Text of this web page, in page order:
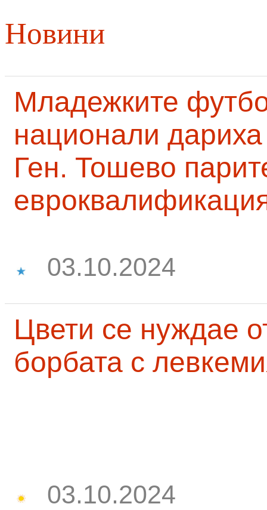
Новини
Младежките
национали
Ген. Тошево
03.10.2024
Цвети се нуждае
борбата с
03.10.2024